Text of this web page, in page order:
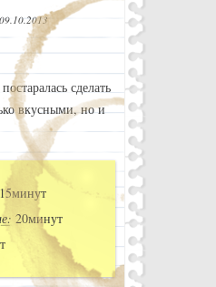
09.10.2013
сделать
вкусными, но и
15минут
20минут